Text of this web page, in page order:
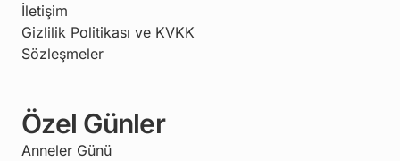
İletişim
Gizlilik Politikası ve KVKK
Sözleşmeler
Özel Günler
Anneler Günü